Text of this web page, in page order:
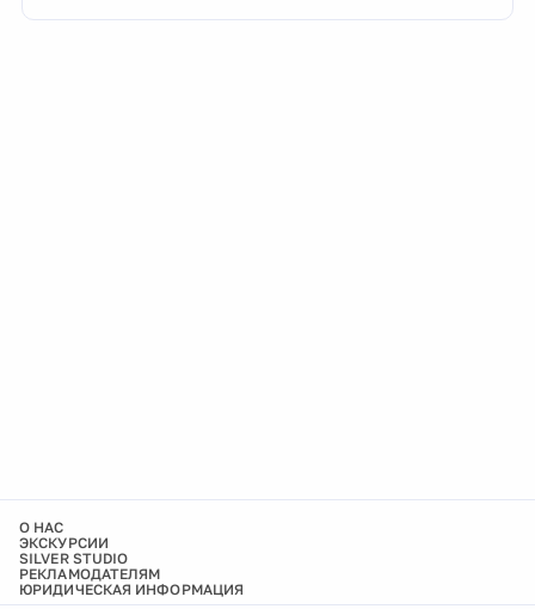
О НАС
ЭКСКУРСИИ
SILVER STUDIO
РЕКЛАМОДАТЕЛЯМ
ЮРИДИЧЕСКАЯ ИНФОРМАЦИЯ